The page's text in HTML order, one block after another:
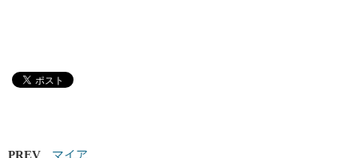
PREV
マイア